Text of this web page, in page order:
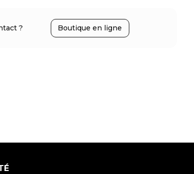
? Boutique en ligne
d’arcs électriques au niveau
de charge au minimum,